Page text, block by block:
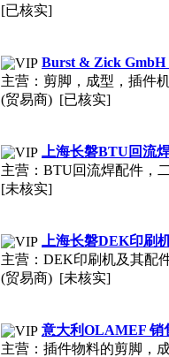
[已核实]
Burst & Zick GmbH
主营：剪脚，成型，插件
(贸易商) [已核实]
上海长磐BTU回流
主营：BTU回流焊配件，
[未核实]
上海长磐DEK印刷
主营：DEK印刷机及其配
(贸易商) [未核实]
意大利OLAMEF 销
主营：插件物料的剪脚，